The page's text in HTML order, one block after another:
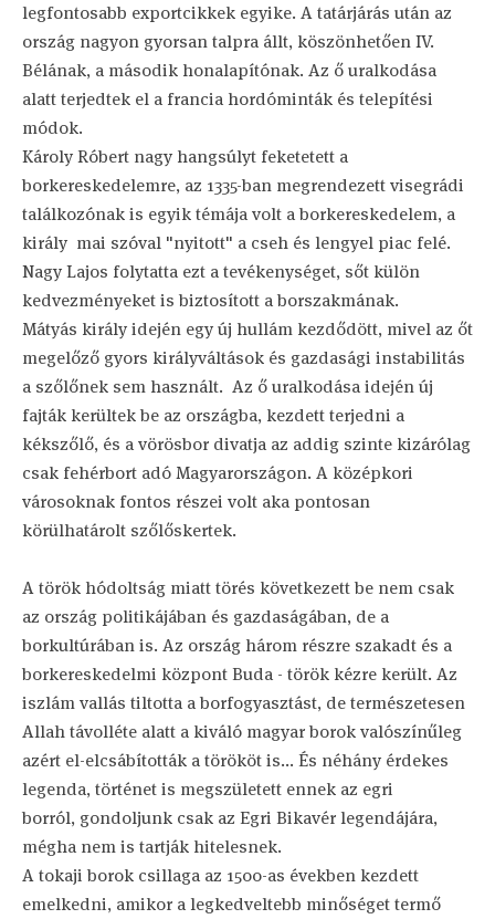
legfontosabb exportcikkek egyike. A tatárjárás után az
ország nagyon gyorsan talpra állt, köszönhetően IV.
Bélának, a második honalapítónak. Az ő uralkodása
alatt terjedtek el a francia hordóminták és telepítési
módok.
Károly Róbert nagy hangsúlyt feketetett a
borkereskedelemre, az 1335-ban megrendezett visegrádi
találkozónak is egyik témája volt a borkereskedelem, a
király mai szóval "nyitott" a cseh és lengyel piac felé.
Nagy Lajos folytatta ezt a tevékenységet, sőt külön
kedvezményeket is biztosított a borszakmának.
Mátyás király idején egy új hullám kezdődött, mivel az őt
megelőző gyors királyváltások és gazdasági instabilitás
a szőlőnek sem használt. Az ő uralkodása idején új
fajták kerültek be az országba, kezdett terjedni a
kékszőlő, és a vörösbor divatja az addig szinte kizárólag
csak fehérbort adó Magyarországon. A középkori
városoknak fontos részei volt aka pontosan
körülhatárolt szőlőskertek.
A török hódoltság miatt törés következett be nem csak
az ország politikájában és gazdaságában, de a
borkultúrában is. Az ország három részre szakadt és a
borkereskedelmi központ Buda - török kézre került. Az
iszlám vallás tiltotta a borfogyasztást, de természetesen
Allah távolléte alatt a kiváló magyar borok valószínűleg
azért el-elcsábították a törököt is... És néhány érdekes
legenda, történet is megszületett ennek az egri
borról, gondoljunk csak az Egri Bikavér legendájára,
mégha nem is tartják hitelesnek.
A tokaji borok csillaga az 1500-as években kezdett
emelkedni, amikor a legkedveltebb minőséget termő